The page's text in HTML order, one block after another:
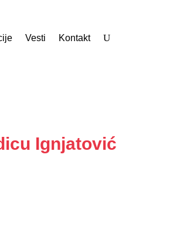
Vesti Kontakt
Ignjatović